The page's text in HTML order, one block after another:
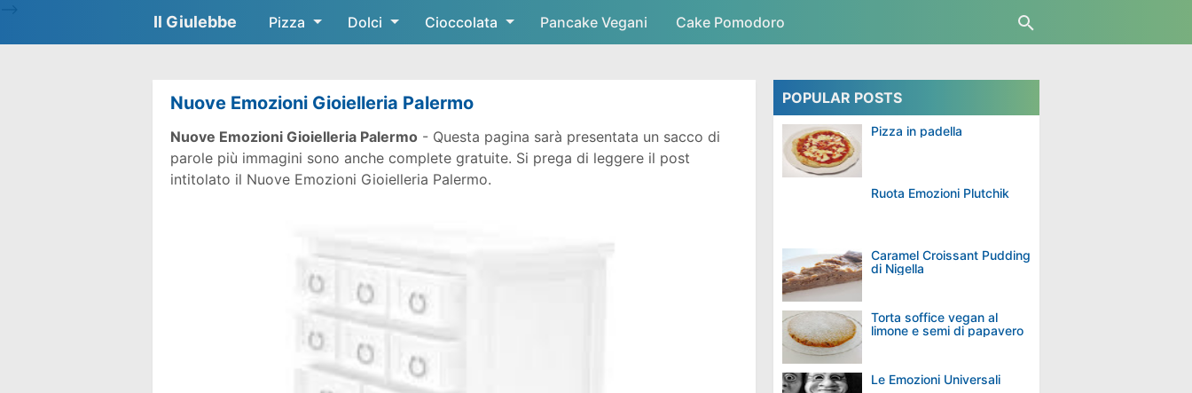
Skip to main content
Il Giulebbe Pizza Dolci Cioccolata Pancake Vegani Cake Pomodoro
Nuove Emozioni Gioielleria Palermo
Nuove Emozioni Gioielleria Palermo - Questa pagina sarà presentata un sacco di
parole più immagini sono anche complete gratuite. Si prega di leggere il post
intitolato il Nuove Emozioni Gioielleria Palermo.
POPULAR POSTS
Pizza in padella
Ruota Emozioni Plutchik
Caramel Croissant Pudding
di Nigella
Torta soffice vegan al
limone e semi di papavero
Le Emozioni Universali